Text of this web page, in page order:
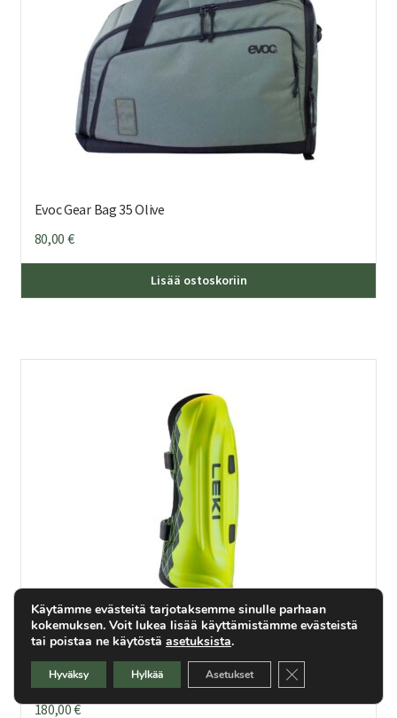
Evoc Gear Bag 35 Olive
80,00 €
Lisää ostoskoriin
Leki Shin Guard Worldcup Pro Custom Fit
180,00€
Käytämme evästeitä tarjotaksemme sinulle parhaan
kokemuksen. Voit lukea lisää käyttämistämme evästeistä
tai poistaa ne käytöstä asetuksista.
Hyväksy Hylkää Asetukset Sulje